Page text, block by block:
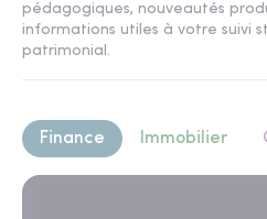
pédagogiques, nouveautés
informations utiles à votre suivi
patrimonial.
Finance Immobilier